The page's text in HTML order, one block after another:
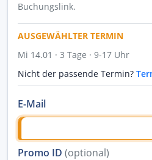
Buchungslink.
AUSGEWÄHLTER TERMIN
Mi 14.01 · 3 Tage · 9-17 Uhr
Nicht der passende Termin?
E-Mail
Promo ID (optional)